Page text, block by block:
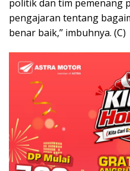
politik dan tim pemenang
pengajaran tentang
benar baik,’’ imbuhnya. (C)